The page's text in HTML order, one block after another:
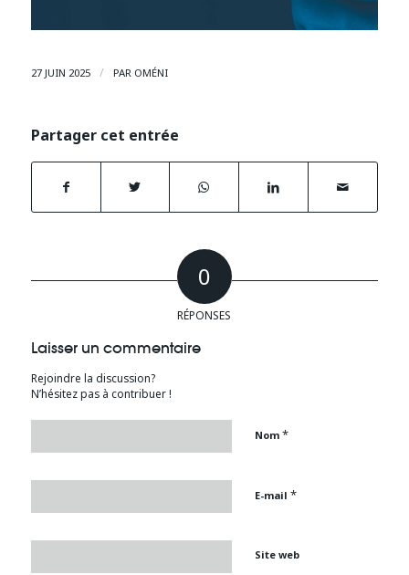
27 JUIN 2025 / PAR OMÉNI
Partager cet entrée
0
RÉPONSES
Laisser un commentaire
Rejoindre la discussion?
N’hésitez pas à contribuer !
Nom *
E-mail *
Site web